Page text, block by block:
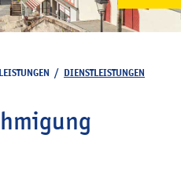
/ DIENSTLEISTUNGEN